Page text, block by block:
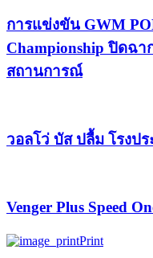
การแข่งขัน GWM
Championship ปิดฉ
สถานการณ์
วอลโว่ บัส ปลื้ม โรงป
Venger Plus Speed
Print